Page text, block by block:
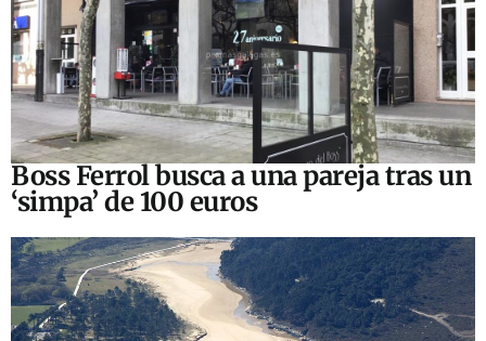
Boss Ferrol busca a una pareja tras un
‘simpa’ de 100 euros